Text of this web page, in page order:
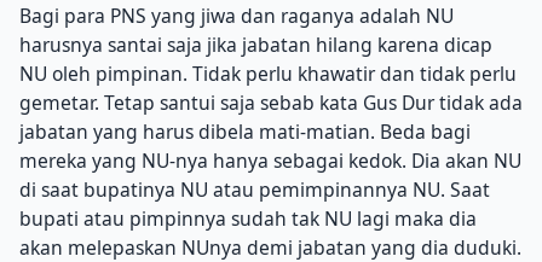
Bagi para PNS yang jiwa dan raganya adalah NU
harusnya santai saja jika jabatan hilang karena dicap
NU oleh pimpinan. Tidak perlu khawatir dan tidak perlu
gemetar. Tetap santui saja sebab kata Gus Dur tidak ada
jabatan yang harus dibela mati-matian. Beda bagi
mereka yang NU-nya hanya sebagai kedok. Dia akan NU
di saat bupatinya NU atau pemimpinannya NU. Saat
bupati atau pimpinnya sudah tak NU lagi maka dia
akan melepaskan NUnya demi jabatan yang dia duduki.